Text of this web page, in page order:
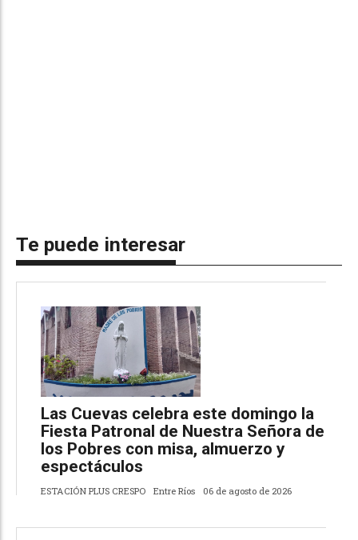
Te puede interesar
Las Cuevas celebra este domingo la
Fiesta Patronal de Nuestra Señora de
los Pobres con misa, almuerzo y
espectáculos
ESTACIÓN PLUS CRESPO Entre Ríos 06 de agosto de 2026